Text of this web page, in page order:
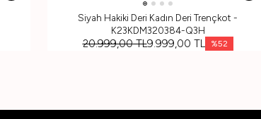
Siyah Hakiki Deri Kadın Deri Trençkot -
K23KDM320384-Q3H
20.999,00TL9.999,00 TL %52